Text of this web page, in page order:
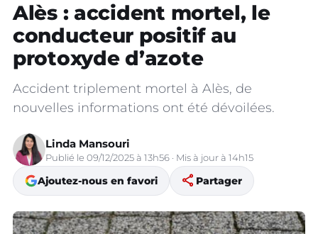
Alès : accident mortel, le
conducteur positif au
protoxyde d’azote
Accident triplement mortel à Alès, de
nouvelles informations ont été dévoilées.
Linda Mansouri
Publié le 09/12/2025 à 13h56 · Mis à jour à 14h15
Ajoutez-nous en favori share Partager